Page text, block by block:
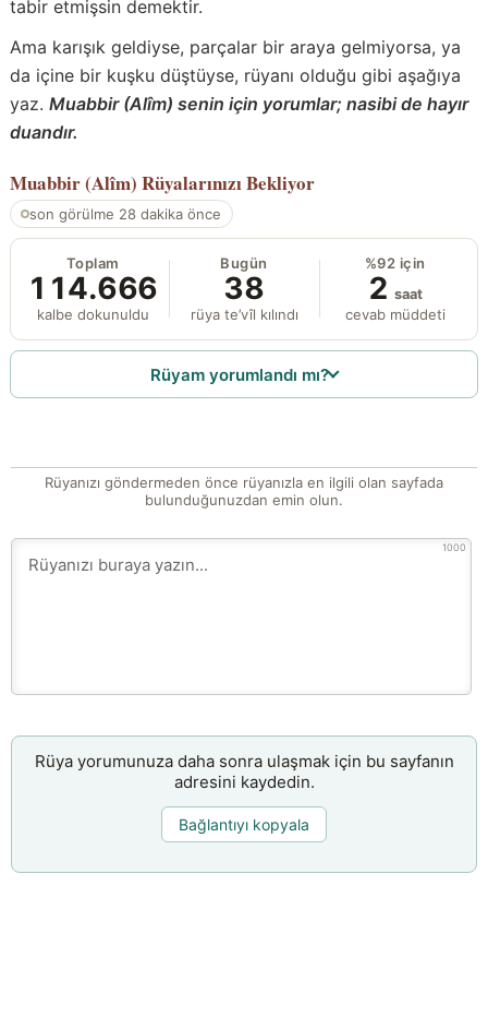
tabir etmişsin demektir.
Ama karışık geldiyse, parçalar bir araya gelmiyorsa, ya
da içine bir kuşku düştüyse, rüyanı olduğu gibi aşağıya
yaz. Muabbir (Alîm) senin için yorumlar; nasibi de hayır
duandır.
Muabbir (Alîm) Rüyalarınızı Bekliyor
son görülme 28 dakika önce
Toplam
114.666
kalbe dokunuldu
Bugün
38
rüya te’vîl kılındı
%92 için
2 saat
cevab müddeti
Rüyam yorumlandı mı?
Rüyanızı göndermeden önce rüyanızla en ilgili olan sayfada
bulunduğunuzdan emin olun.
1000
Rüya yorumunuza daha sonra ulaşmak için bu sayfanın
adresini kaydedin.
Bağlantıyı kopyala